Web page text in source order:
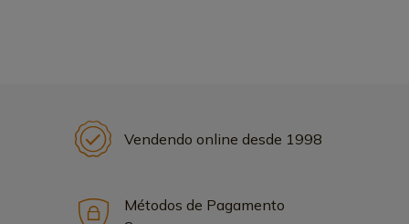
Vendendo online desde 1998
Métodos de Pagamento